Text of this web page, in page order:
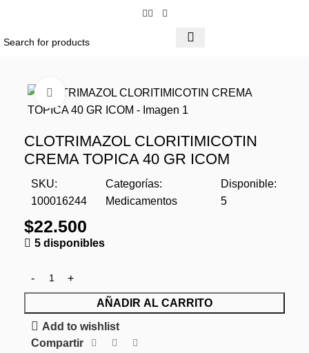
Click to enlarge
CLOTRIMAZOL CLORITIMICOTIN
CREMA TOPICA 40 GR ICOM
SKU:
100016244
Categorías:
Medicamentos
Disponible:
5
$22.500
5 disponibles
AÑADIR AL CARRITO
Add to wishlist
Compartir